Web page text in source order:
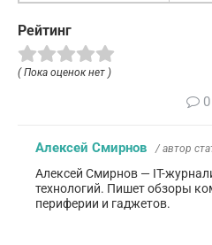
Рейтинг
( Пока оценок нет )
0
Алексей Смирнов / автор
Алексей Смирнов — IT-
технологий. Пишет обзоры
периферии и гаджетов.